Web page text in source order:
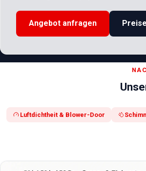
Angebot anfragen
Luftdichtheit & Blower-Door